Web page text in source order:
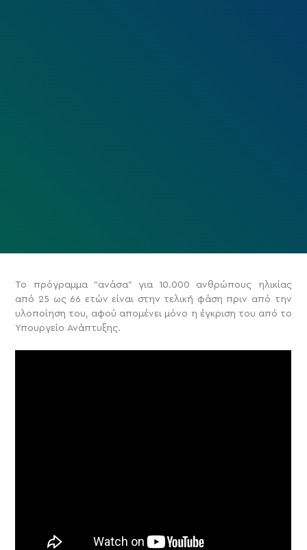
Το πρόγραμμα "ανάσα" για 10.000 ανθρώπους ηλικίας
από 25 ως 66 ετών είναι στην τελική φάση πριν από την
υλοποίηση του, αφού απομένει μόνο η έγκριση του από το
Υπουργείο Ανάπτυξης.